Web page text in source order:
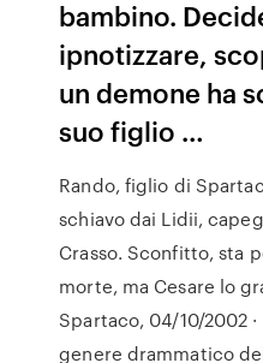
bambino.
ipnotizzare,
un demone ha
suo figlio …
Rando, figlio di
schiavo dai Lidii,
Crasso. Sconfitto, sta
morte, ma Cesare lo
Spartaco, 04/10/2002
genere drammatico